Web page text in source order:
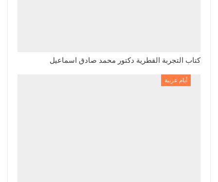
كتاب التجربة القطرية دكتور محمد صادق اسماعيل
أيام عربية